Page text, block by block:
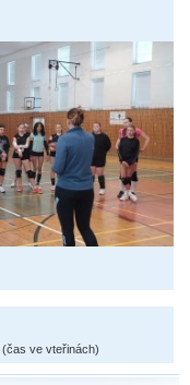
(čas ve vteřinách)